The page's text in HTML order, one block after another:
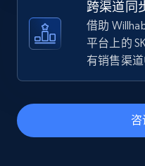
TikTok Shop -
URL, Title, Available,
price, Final price,
跨渠道同
借助
平台上的
有销售渠
咨